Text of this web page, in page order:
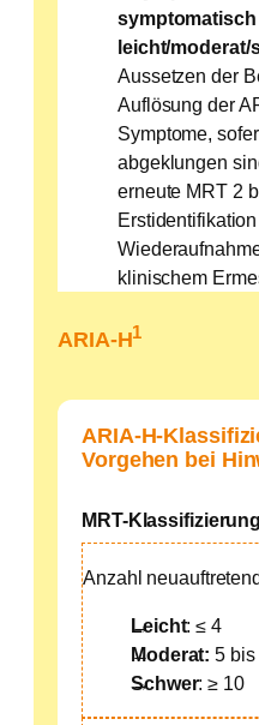
symptomatisch
leicht/moderat/
Aussetzen der
Auflösung der
Symptome,
abgeklungen
erneute MRT 2
klinischem
ARIA-H1
ARIA-H-
Vorgehen bei
MRT-
Anzahl
Leicht: ≤ 4
Moderat: 5 bis
Schwer: ≥ 10